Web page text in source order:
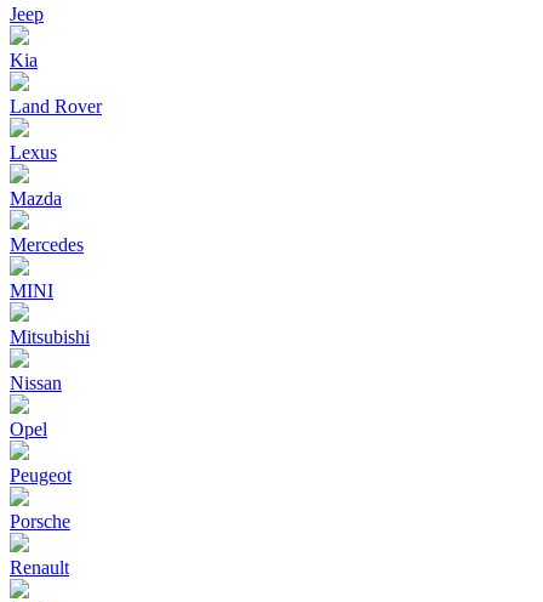
Jeep
Kia
Land Rover
Lexus
Mazda
Mercedes
MINI
Mitsubishi
Nissan
Opel
Peugeot
Porsche
Renault